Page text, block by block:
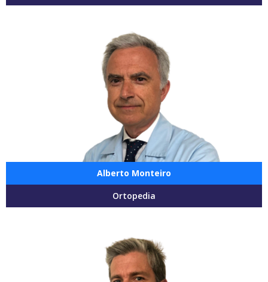
Alberto Monteiro
Ortopedia